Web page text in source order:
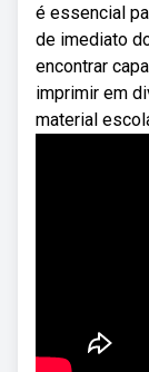
é essencial
de imediato
encontrar
imprimir em
material